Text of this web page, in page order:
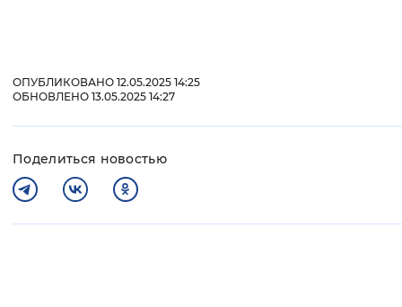
ОПУБЛИКОВАНО 12.05.2025 14:25
ОБНОВЛЕНО 13.05.2025 14:27
Поделиться новостью